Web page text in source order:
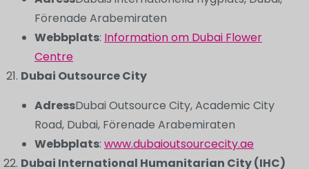
Förenade Arabemiraten
Webbplats: Information om Dubai Flower
Centre
Dubai Outsource City
AdressDubai Outsource City, Academic City
Road, Dubai, Förenade Arabemiraten
Webbplats: www.dubaioutsourcecity.ae
Dubai International Humanitarian City (IHC)